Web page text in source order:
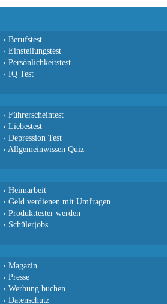
› Berufstest
› Einstellungstest
› Persönlichkeitstest
› IQ Test
› Führerscheintest
› Liebestest
› Depression Test
› Allgemeinwissen Quiz
› Heimarbeit
› Geld verdienen mit Umfragen
› Produkttester werden
› Schülerjobs
› Magazin
› Presse
› Werbung buchen
› Datenschutz